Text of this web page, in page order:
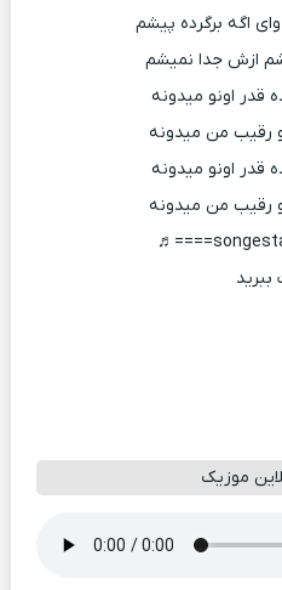
اگه برگرده پیشم
ازش جدا نمیشم
قدر اونو میدونه
رقیب من میدونه
قدر اونو میدونه
رقیب من میدونه
ببرید
موزیک